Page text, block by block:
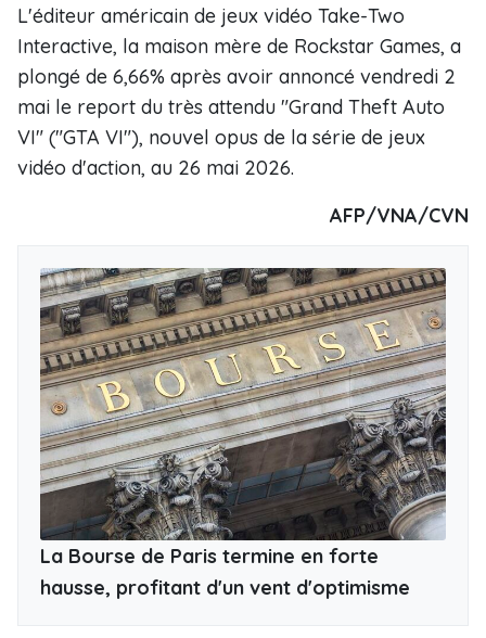
L'éditeur américain de jeux vidéo Take-Two
Interactive, la maison mère de Rockstar Games, a
plongé de 6,66% après avoir annoncé vendredi 2
mai le report du très attendu "Grand Theft Auto
VI" ("GTA VI"), nouvel opus de la série de jeux
vidéo d'action, au 26 mai 2026.
AFP/VNA/CVN
La Bourse de Paris termine en forte
hausse, profitant d'un vent d'optimisme